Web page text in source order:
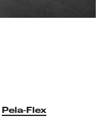
Pela-Flex